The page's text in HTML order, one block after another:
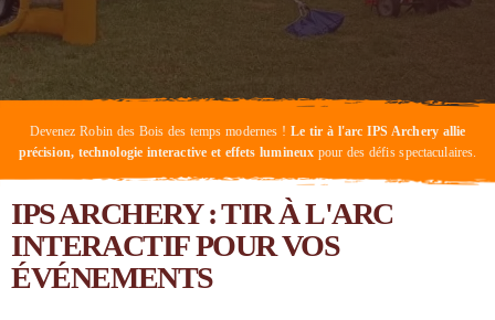
Devenez Robin des Bois des temps modernes ! Le tir à l'arc IPS Archery allie
précision, technologie interactive et effets lumineux pour des défis spectaculaires.
IPS ARCHERY : TIR À L'ARC
INTERACTIF POUR VOS
ÉVÉNEMENTS